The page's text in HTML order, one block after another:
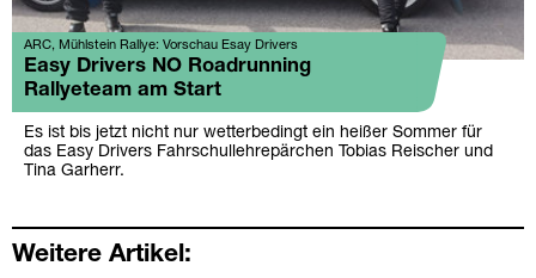
ARC, Mühlstein Rallye: Vorschau Esay Drivers
Easy Drivers NO Roadrunning
Rallyeteam am Start
Es ist bis jetzt nicht nur wetterbedingt ein heißer Sommer für
das Easy Drivers Fahrschullehrepärchen Tobias Reischer und
Tina Garherr.
Weitere Artikel: